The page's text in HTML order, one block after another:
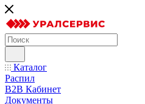
Каталог
Распил
B2B Кабинет
Документы